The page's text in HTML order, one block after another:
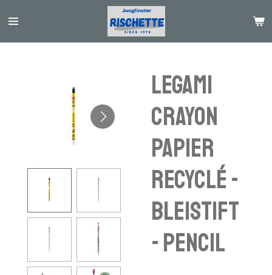
au
Legami
crayon
papier
recyclé -
Bleistift
- pencil